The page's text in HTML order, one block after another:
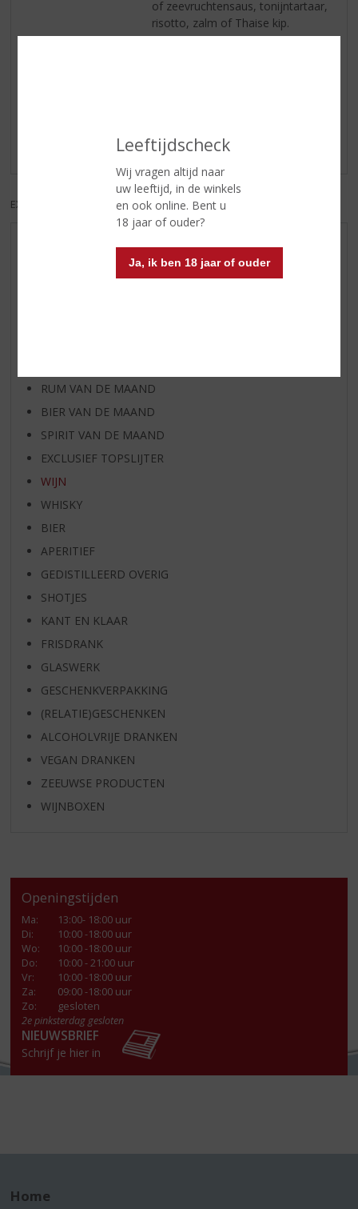
Leeftijdscheck
Wij vragen altijd naar
uw leeftijd, in de winkels
en ook online. Bent u
18 jaar of ouder?
Ja, ik ben 18 jaar of ouder
of zeevruchtensaus, tonijntartaar,
risotto, zalm of Thaise kip.
Er zijn nog geen reviews geplaatst voor dit product
EXCL. BTW INCL. BTW
AANBIEDINGEN
RUM VAN DE MAAND
BIER VAN DE MAAND
SPIRIT VAN DE MAAND
EXCLUSIEF TOPSLIJTER
WIJN
WHISKY
BIER
APERITIEF
GEDISTILLEERD OVERIG
SHOTJES
KANT EN KLAAR
FRISDRANK
GLASWERK
GESCHENKVERPAKKING
(RELATIE)GESCHENKEN
ALCOHOLVRIJE DRANKEN
VEGAN DRANKEN
ZEEUWSE PRODUCTEN
WIJNBOXEN
Openingstijden
Ma:
13:00- 18:00 uur
Di:
10:00 -18:00 uur
Wo:
10:00 -18:00 uur
Do:
10:00 - 21:00 uur
Vr:
10:00 -18:00 uur
Za:
09:00 -18:00 uur
Zo:
gesloten
2e pinksterdag gesloten
NIEUWSBRIEF
Schrijf je hier in
Home